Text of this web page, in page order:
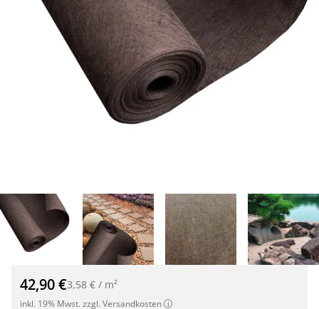
PREMIUM Gartenbau-/Steingartenvlies 1,2 x 10m 125g/m²
42,90 €3,58 € / m²
inkl. 19% Mwst. zzgl. Versandkosten